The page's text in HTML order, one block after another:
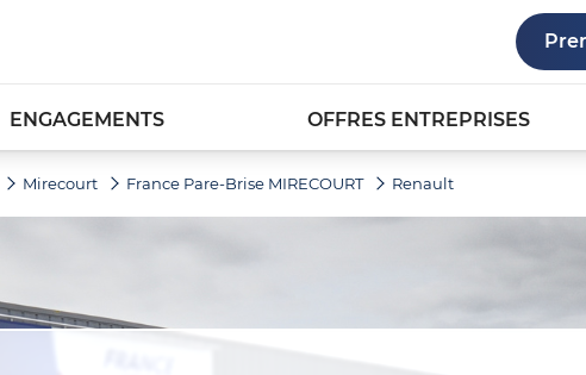
ENGAGEMENTS OFFRES ENTREPRISES
Mirecourt France Pare-Brise MIRECOURT Renault